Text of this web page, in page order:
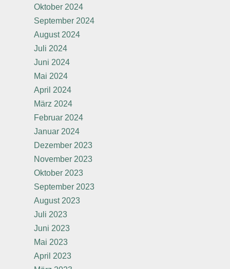
Oktober 2024
September 2024
August 2024
Juli 2024
Juni 2024
Mai 2024
April 2024
März 2024
Februar 2024
Januar 2024
Dezember 2023
November 2023
Oktober 2023
September 2023
August 2023
Juli 2023
Juni 2023
Mai 2023
April 2023